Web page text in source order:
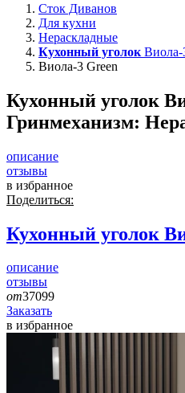
Сток Диванов
Для кухни
Нераскладные
Кухонный уголок Виола-
Виола-3 Green
Кухонный уголок
Гринмеханизм:
описание
отзывы
в избранное
Поделиться:
Кухонный уголок
описание
отзывы
от37099
Заказать
в избранное